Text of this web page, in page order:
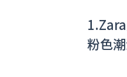
粉色